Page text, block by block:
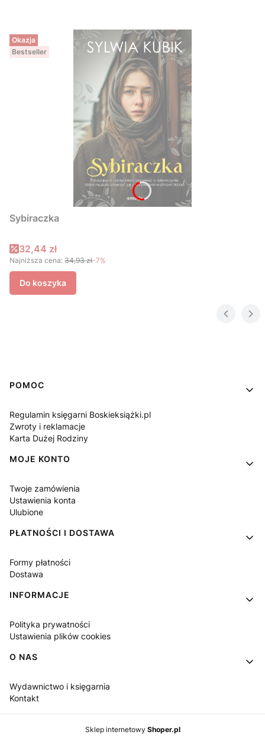
Okazja
Bestseller
Sybiraczka
Cena promocyjna
32,44 zł
Najniższa cena: 34,93 zł-7%
Do koszyka
Linki w stopce
POMOC
Regulamin księgarni Boskieksiążki.pl
Zwroty i reklamacje
Karta Dużej Rodziny
MOJE KONTO
Twoje zamówienia
Ustawienia konta
Ulubione
PŁATNOŚCI I DOSTAWA
Formy płatności
Dostawa
INFORMACJE
Polityka prywatności
Ustawienia plików cookies
O NAS
Wydawnictwo i księgarnia
Kontakt
Sklep internetowy Shoper.pl